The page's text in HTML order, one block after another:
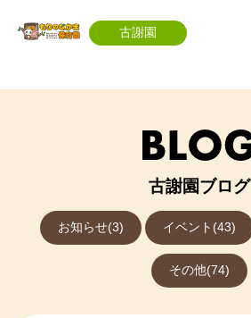
古謝園
古謝園ブログ
お知らせ(3) イベント(43)
その他(74)